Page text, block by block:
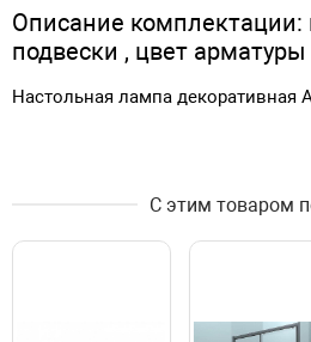
Описание
подвески , цвет арматуры
Настольная лампа декоративная
С этим товаром